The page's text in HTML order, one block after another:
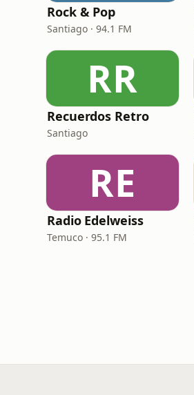
Rock & Pop
Santiago · 94.1 FM
RR
Recuerdos Retro
Santiago
RE
Radio Edelweiss
Temuco · 95.1 FM